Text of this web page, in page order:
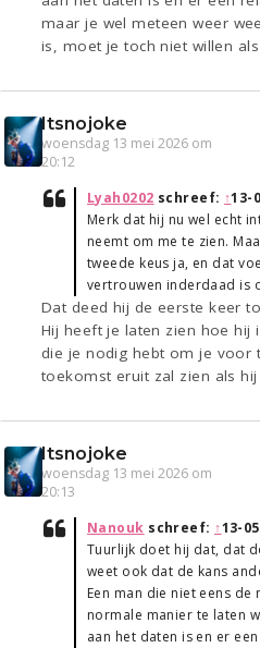
maar je wel meteen weer
is, moet je toch niet willen als
Itsnojoke
woensdag 13 mei 2026 om
20:12
Lyah0202 schreef: ↑13-
Merk dat hij nu wel echt
neemt om me te zien.
tweede keus ja, en dat
vertrouwen inderdaad is
Dat deed hij de eerste keer
Hij heeft je laten zien hoe hij
die je nodig hebt om je voor
toekomst eruit zal zien als
Itsnojoke
woensdag 13 mei 2026 om
20:13
Nanouk schreef: ↑13-
Tuurlijk doet hij dat, dat
weet ook dat de kans
Een man die niet eens
normale manier te laten
aan het daten is en er